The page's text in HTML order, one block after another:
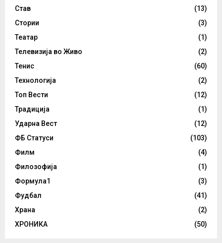
Став
(13)
Стории
(3)
Театар
(1)
Телевизија во Живо
(2)
Тенис
(60)
Технологија
(2)
Топ Вести
(12)
Традиција
(1)
Ударна Вест
(12)
ФБ Статуси
(103)
Филм
(4)
Филозофија
(1)
Формула1
(3)
Фудбал
(41)
Храна
(2)
ХРОНИКА
(50)